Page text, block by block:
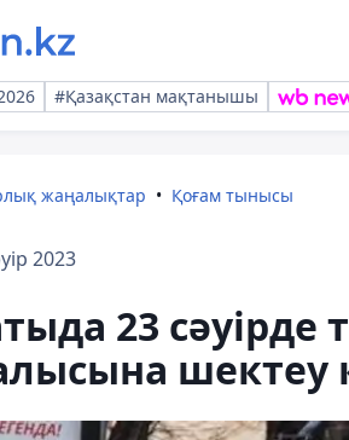
#Қазақстан мақтанышы
жаңалықтар Қоғам тынысы
2023
23 сәуірде